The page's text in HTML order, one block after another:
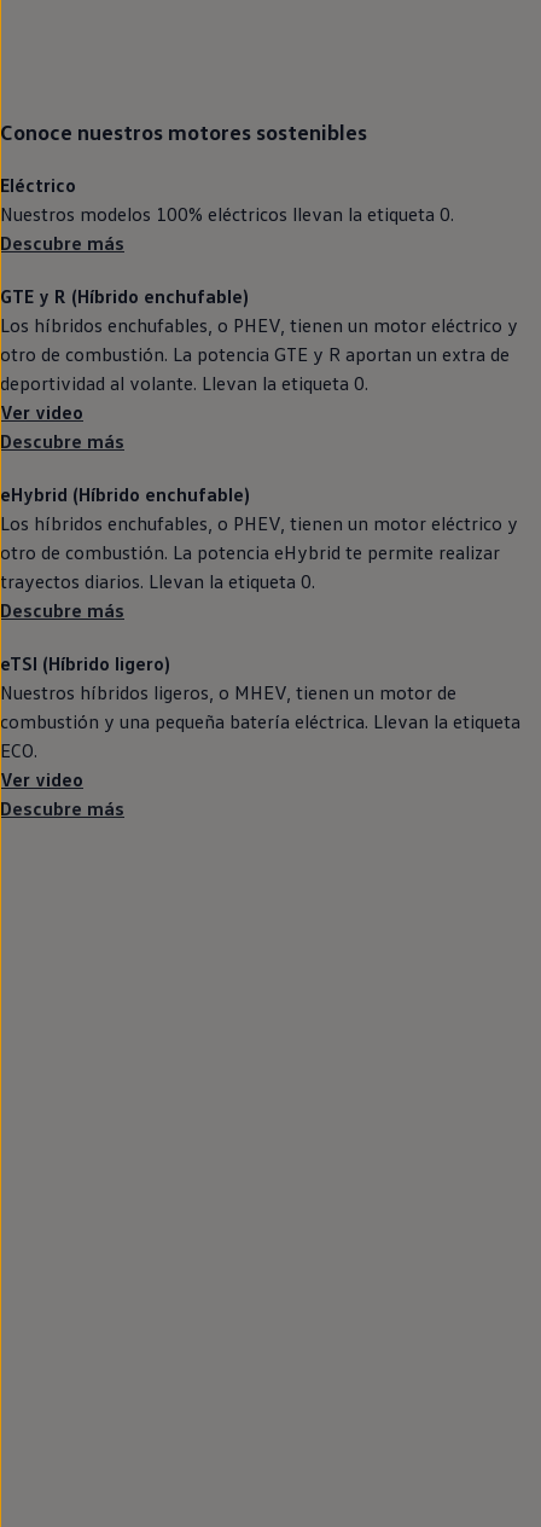
Conoce nuestros motores sostenibles
Eléctrico
Nuestros modelos 100% eléctricos llevan la etiqueta 0.
Descubre más
GTE y R (Híbrido enchufable)
Los híbridos enchufables, o PHEV, tienen un motor eléctrico y
otro de combustión. La potencia GTE y R aportan un extra de
deportividad al volante. Llevan la etiqueta 0.
Ver video
Descubre más
eHybrid (Híbrido enchufable)
Los híbridos enchufables, o PHEV, tienen un motor eléctrico y
otro de combustión. La potencia eHybrid te permite realizar
trayectos diarios. Llevan la etiqueta 0.
Descubre más
eTSI (Híbrido ligero)
Nuestros híbridos ligeros, o MHEV, tienen un motor de
combustión y una pequeña batería eléctrica. Llevan la etiqueta
ECO.
Ver video
Descubre más